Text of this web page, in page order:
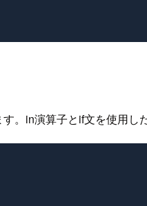
。in演算子とif文を使用し